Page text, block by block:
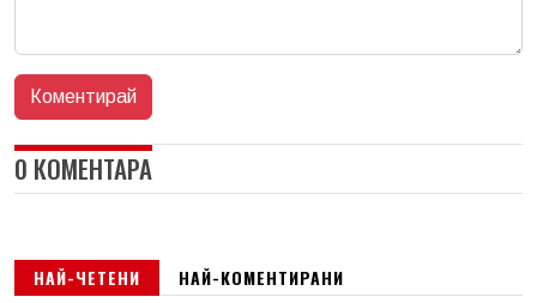
0 КОМЕНТАРА
НАЙ-ЧЕТЕНИ НАЙ-КОМЕНТИРАНИ